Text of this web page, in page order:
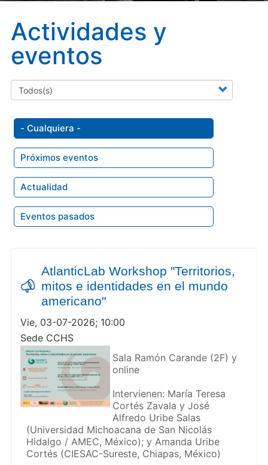
Actividades y
eventos
- Cualquiera -
Próximos eventos
Actualidad
Eventos pasados
AtlanticLab Workshop "Territorios,
mitos e identidades en el mundo
americano"
Vie, 03-07-2026; 10:00
Sede CCHS
Sala Ramón Carande (2F) y
online
Intervienen: María Teresa
Cortés Zavala y José
Alfredo Uribe Salas
(Universidad Michoacana de San Nicolás
Hidalgo / AMEC, México); y Amanda Uribe
Cortés (CIESAC-Sureste, Chiapas, México)